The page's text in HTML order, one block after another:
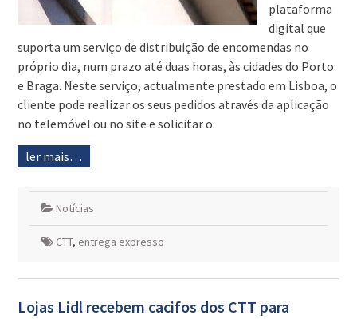
plataforma
digital que
suporta um serviço de distribuição de encomendas no
próprio dia, num prazo até duas horas, às cidades do Porto
e Braga. Neste serviço, actualmente prestado em Lisboa, o
cliente pode realizar os seus pedidos através da aplicação
no telemóvel ou no site e solicitar o
ler mais…
Notícias
CTT, entrega expresso
Lojas Lidl recebem cacifos dos CTT para